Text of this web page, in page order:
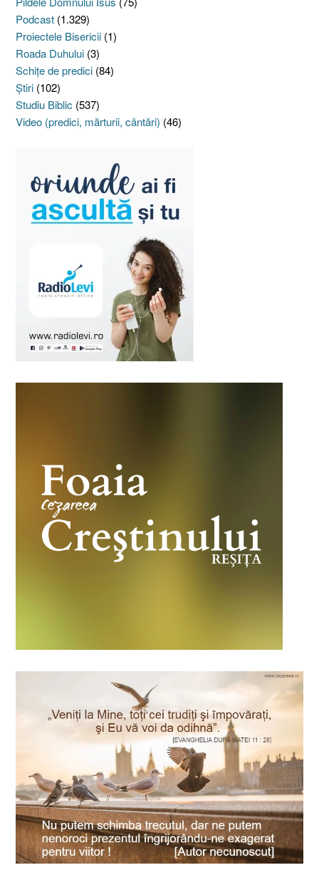
Podcast (1.329)
Proiectele Bisericii (1)
Roada Duhului (3)
Schiţe de predici (84)
Ştiri (102)
Studiu Biblic (537)
Video (predici, mărturii, cântări) (46)